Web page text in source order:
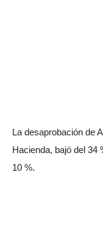
La desaprobación de
Hacienda, bajó del 34
10 %.